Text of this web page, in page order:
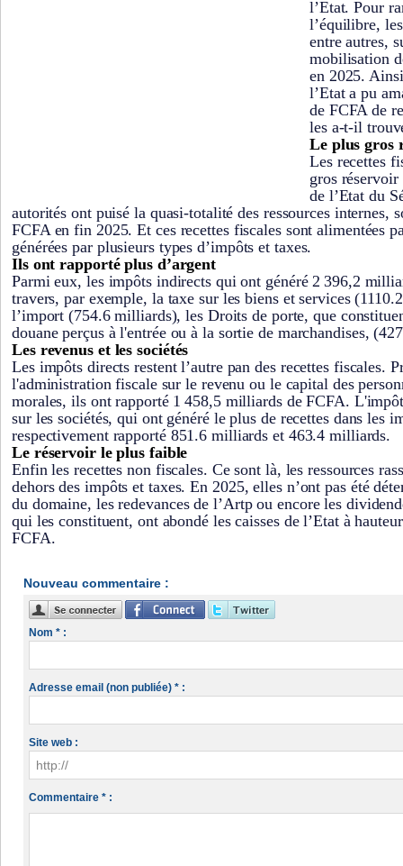
l’Etat. Pour
l’équilibre,
entre autres,
mobilisation
en 2025.
l’Etat a pu
de FCFA de
les a-t-il
Le plus gros
Les recettes
gros réservoir
de l’Etat du
autorités ont puisé la quasi-totalité des ressources internes,
FCFA en fin 2025. Et ces recettes fiscales sont alimentées
générées par plusieurs types d’impôts et taxes.
Ils ont rapporté plus d’argent
Parmi eux, les impôts indirects qui ont généré 2 396,2
travers, par exemple, la taxe sur les biens et services
l’import (754.6 milliards), les Droits de porte, que
douane perçus à l'entrée ou à la sortie de marchandises,
Les revenus et les sociétés
Les impôts directs restent l’autre pan des recettes fiscales.
l'administration fiscale sur le revenu ou le capital des
morales, ils ont rapporté 1 458,5 milliards de FCFA.
sur les sociétés, qui ont généré le plus de recettes dans les
respectivement rapporté 851.6 milliards et 463.4 milliards.
Le réservoir le plus faible
Enfin les recettes non fiscales. Ce sont là, les ressources
dehors des impôts et taxes. En 2025, elles n’ont pas été
du domaine, les redevances de l’Artp ou encore les
qui les constituent, ont abondé les caisses de l’Etat à
FCFA.
Nouveau commentaire :
Nom * :
Adresse email (non publiée) * :
Site web :
Commentaire * :